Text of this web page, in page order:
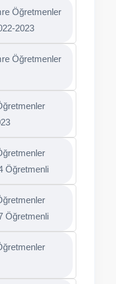
Öğretmenler
2023
Öğretmenler
Öğretmenli
Öğretmenli